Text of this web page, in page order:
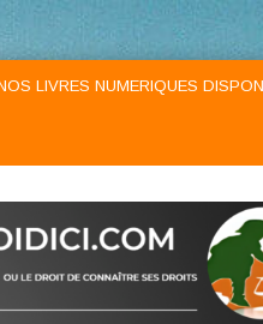
LIVRES NUMERIQUES